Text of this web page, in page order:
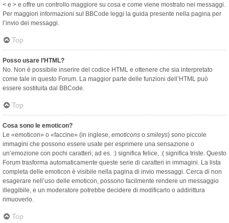
< e > e offre un controllo maggiore su cosa e come viene mostrato nei messaggi.
Per maggiori informazioni sul BBCode leggi la guida presente nella pagina per
l’invio dei messaggi.
Top
Posso usare l’HTML?
No. Non è possibile inserire del codice HTML e ottenere che sia interpretato
come tale in questo Forum. La maggior parte delle funzioni dell’HTML può
essere sostituita dal BBCode.
Top
Cosa sono le emoticon?
Le «emoticon» o «faccine» (in inglese, emoticons o smileys) sono piccole
immagini che possono essere usate per esprimere una sensazione o
un’emozione con pochi caratteri; ad es. :) significa felice, :( significa triste. Questo
Forum trasforma automaticamente queste serie di caratteri in immagini. La lista
completa delle emoticon è visibile nella pagina di invio messaggi. Cerca di non
esagerare nell’uso delle emoticon, possono facilmente rendere un messaggio
illeggibile, e un moderatore potrebbe decidere di modificarlo o addirittura
rimuoverlo.
Top